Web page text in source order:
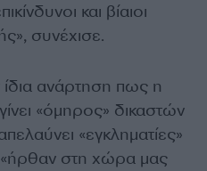
και βίαιοι
συνέχισε.
ανάρτηση πως η
«όμηρος» δικαστών
«εγκληματίες»
«ήρθαν στη χώρα μας